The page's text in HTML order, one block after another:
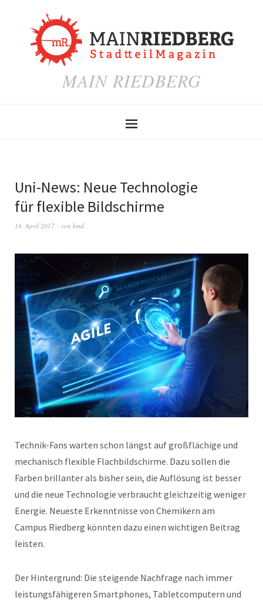
MAIN RIEDBERG
Uni-News: Neue Technologie
für flexible Bildschirme
18. April 2017 von kmd
Technik-Fans warten schon längst auf großflächige und
mechanisch flexible Flachbildschirme. Dazu sollen die
Farben brillanter als bisher sein, die Auflösung ist besser
und die neue Technologie verbraucht gleichzeitig weniger
Energie. Neueste Erkenntnisse von Chemikern am
Campus Riedberg könnten dazu einen wichtigen Beitrag
leisten.
Der Hintergrund: Die steigende Nachfrage nach immer
leistungsfähigeren Smartphones, Tabletcomputern und